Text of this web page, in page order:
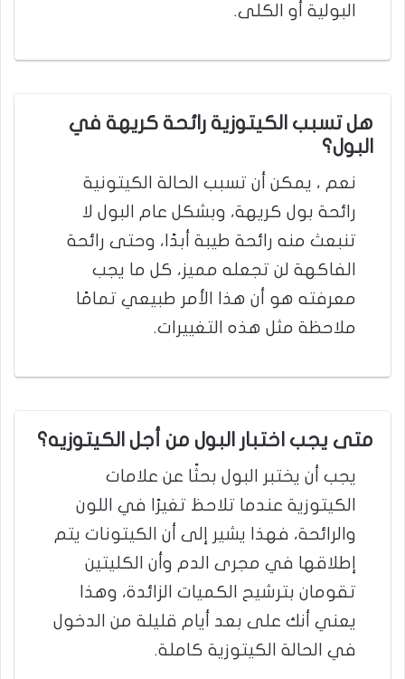
البولية أو الكلى.
هل تسبب الكيتوزية رائحة كريهة في
البول؟
نعم ، يمكن أن تسبب الحالة الكيتونية
رائحة بول كريهة، وبشكل عام البول لا
تنبعث منه رائحة طيبة أبدًا، وحتى رائحة
الفاكهة لن تجعله مميز، كل ما يجب
معرفته هو أن هذا الأمر طبيعي تمامًا
ملاحظة مثل هذه التغييرات.
متى يجب اختبار البول من أجل الكيتوزيه؟
يجب أن يختبر البول بحثًا عن علامات
الكيتوزية عندما تلاحظ تغيرًا في اللون
والرائحة، فهذا يشير إلى أن الكيتونات يتم
إطلاقها في مجرى الدم وأن الكليتين
تقومان بترشيح الكميات الزائدة، وهذا
يعني أنك على بعد أيام قليلة من الدخول
في الحالة الكيتوزية كاملة.